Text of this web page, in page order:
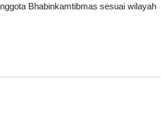
Bhabinkamtibmas sesuai wilayah